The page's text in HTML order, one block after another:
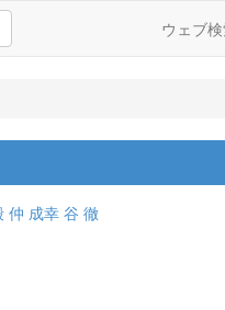
ウェブ
仲 成幸 谷 徹